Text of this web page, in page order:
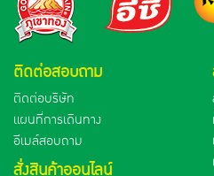
ติดต่อสอบถาม
ติดต่อบริษัท
แผนที่การเดินทาง
อีเมล์สอบถาม
สั่งสินค้าออนไลน์